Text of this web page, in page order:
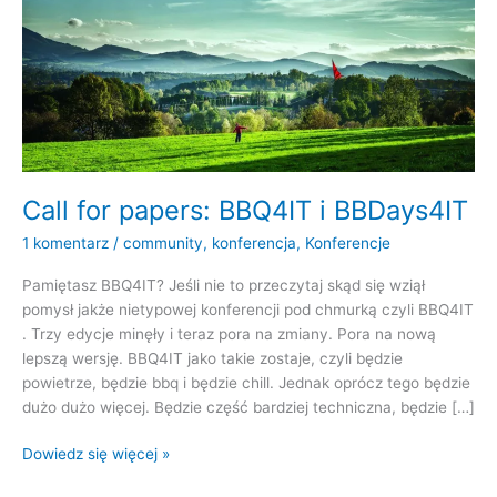
Call for papers: BBQ4IT i BBDays4IT
1 komentarz / community, konferencja, Konferencje
Pamiętasz BBQ4IT? Jeśli nie to przeczytaj skąd się wziął
pomysł jakże nietypowej konferencji pod chmurką czyli BBQ4IT
. Trzy edycje minęły i teraz pora na zmiany. Pora na nową
lepszą wersję. BBQ4IT jako takie zostaje, czyli będzie
powietrze, będzie bbq i będzie chill. Jednak oprócz tego będzie
dużo dużo więcej. Będzie część bardziej techniczna, będzie […]
Call
Dowiedz się więcej »